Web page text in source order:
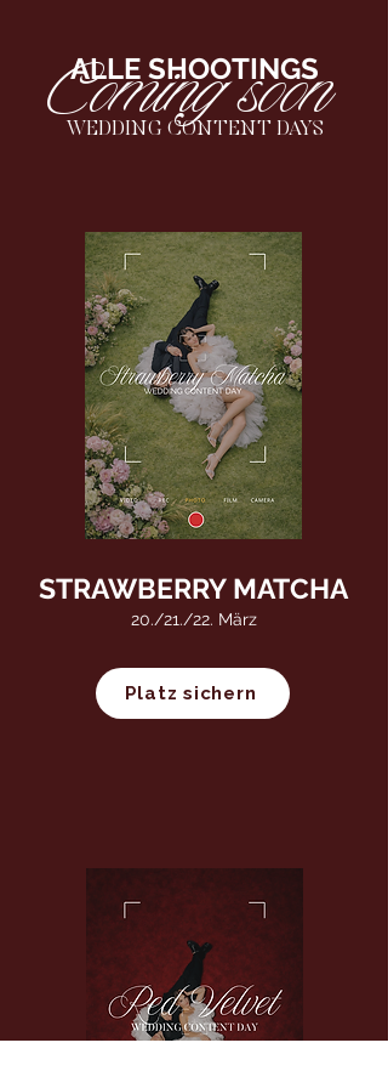
Coming soon
ALLE SHOOTINGS
WEDDING CONTENT DAYS
STRAWBERRY MATCHA
20./21./22. März
Platz sichern